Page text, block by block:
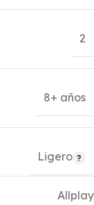
2
8+ años
Ligero
Allplay